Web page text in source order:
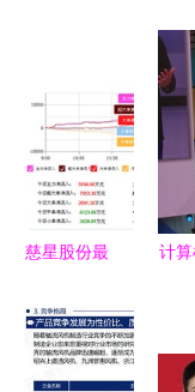
需要一块老
古董？
破
充
慈星股份最
析 把握下
一个涨停潮
计
点